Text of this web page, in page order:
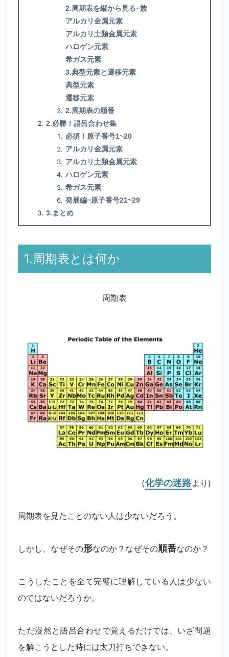
2.周期表を縦から見る−族
アルカリ金属元素
アルカリ土類金属元素
ハロゲン元素
希ガス元素
3.典型元素と遷移元素
典型元素
遷移元素
2.周期表の順番
2.必勝！語呂合わせ集
必須！原子番号1~20
アルカリ金属元素
アルカリ土類金属元素
ハロゲン元素
希ガス元素
発展編−原子番号21~29
3.まとめ
1.周期表とは何か
周期表
(化学の迷路より)
周期表を見たことのない人は少ないだろう。
しかし、なぜその形なのか？なぜその順番なのか？
こうしたことを全て完璧に理解している人は少ない
のではないだろうか。
ただ漫然と語呂合わせで覚えるだけでは、いざ問題
を解こうとした時には太刀打ちできない。